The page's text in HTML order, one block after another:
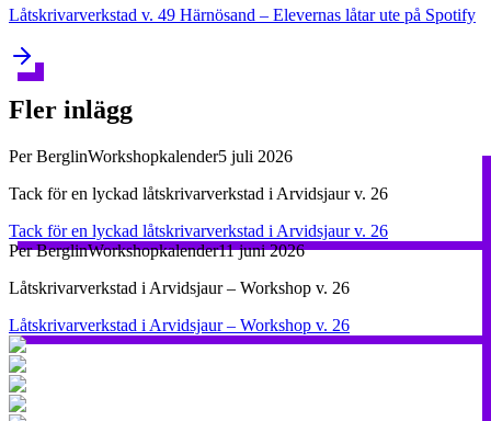
Låtskrivarverkstad v. 49 Härnösand – Elevernas låtar ute på Spotify
Fler inlägg
Per BerglinWorkshopkalender5 juli 2026
Tack för en lyckad låtskrivarverkstad i Arvidsjaur v. 26
Tack för en lyckad låtskrivarverkstad i Arvidsjaur v. 26
Per BerglinWorkshopkalender11 juni 2026
Låtskrivarverkstad i Arvidsjaur – Workshop v. 26
Låtskrivarverkstad i Arvidsjaur – Workshop v. 26